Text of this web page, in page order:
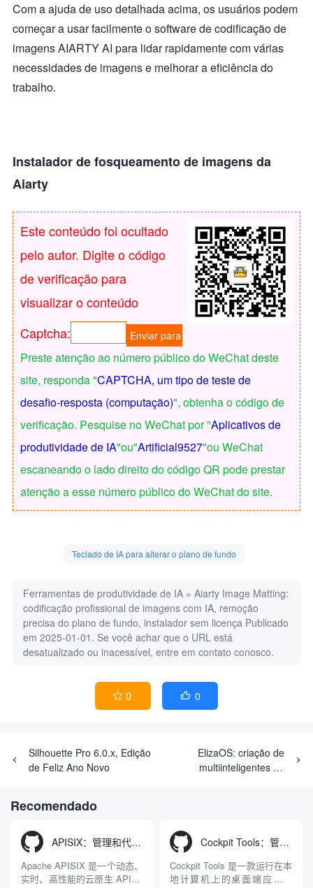
Com a ajuda de uso detalhada acima, os usuários podem
começar a usar facilmente o software de codificação de
imagens AIARTY AI para lidar rapidamente com várias
necessidades de imagens e melhorar a eficiência do
trabalho.
Instalador de fosqueamento de imagens da
Aiarty
Este conteúdo foi ocultado
pelo autor. Digite o código
de verificação para
visualizar o conteúdo
Captcha:
Preste atenção ao número público do WeChat deste
site, responda "CAPTCHA, um tipo de teste de
desafio-resposta (computação)", obtenha o código de
verificação. Pesquise no WeChat por "Aplicativos de
produtividade de IA"ou"Artificial9527"ou WeChat
escaneando o lado direito do código QR pode prestar
atenção a esse número público do WeChat do site.
Teclado de IA para alterar o plano de fundo
Ferramentas de produtividade de IA » Aiarty Image Matting:
codificação profissional de imagens com IA, remoção
precisa do plano de fundo, instalador sem licença Publicado
em 2025-01-01. Se você achar que o URL está
desatualizado ou inacessível, entre em contato conosco.
 0  0
Silhouette Pro 6.0.x, Edição
de Feliz Ano Novo
ElizaOS: criação de
multiinteligentes de
aberto totalmente funcional
Recomendado
APISIX：管理和代理API及大模型流量的高性能网关
Apache APISIX 是一个动态、
实时、高性能的云原生 API 网
Cockpit Tools：管理多个AI编程IDE账号与配置多开独立实例的本地桌面应用
Cockpit Tools 是一款运行在本
地计算机上的桌面端应用程